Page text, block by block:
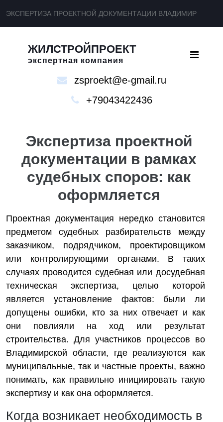
ЭКСПЕРТИЗА ПРОЕКТНОЙ ДОКУМЕНТАЦИИ ВЛАДИМИР
ЖИЛСТРОЙПРОЕКТ
экспертная компания
zsproekt@e-gmail.ru
+79043422436
Экспертиза проектной
документации в рамках
судебных споров: как
оформляется
Проектная документация нередко становится
предметом судебных разбирательств между
заказчиком, подрядчиком, проектировщиком
или контролирующими органами. В таких
случаях проводится судебная или досудебная
техническая экспертиза, целью которой
является установление фактов: были ли
допущены ошибки, кто за них отвечает и как
они повлияли на ход или результат
строительства. Для участников процессов во
Владимирской области, где реализуются как
муниципальные, так и частные проекты, важно
понимать, как правильно инициировать такую
экспертизу и как она оформляется.
Когда возникает необходимость в